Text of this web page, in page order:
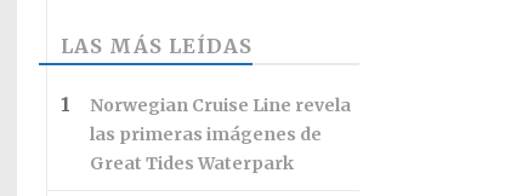
LAS MÁS LEÍDAS
Norwegian Cruise Line revela
las primeras imágenes de
Great Tides Waterpark